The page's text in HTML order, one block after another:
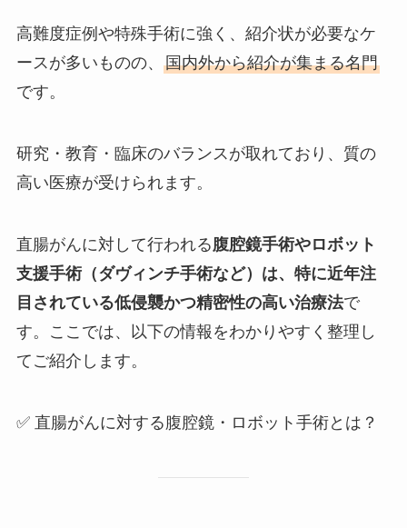
高難度症例や特殊手術に強く、紹介状が必要なケ
ースが多いものの、 国内外から紹介が集まる名門
です。
研究・教育・臨床のバランスが取れており、質の
高い医療が受けられます。
直腸がんに対して行われる腹腔鏡手術やロボット
支援手術（ダヴィンチ手術など）は、特に近年注
目されている低侵襲かつ精密性の高い治療法で
す。ここでは、以下の情報をわかりやすく整理し
てご紹介します。
✅ 直腸がんに対する腹腔鏡・ロボット手術とは？